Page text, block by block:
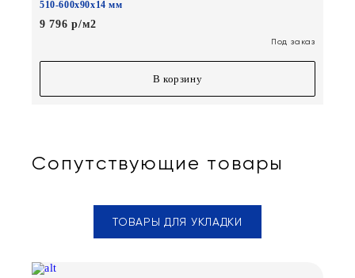
510-600х90х14 мм
9 796 р/м2
Под заказ
В корзину
Сопутствующие товары
ТОВАРЫ ДЛЯ УКЛАДКИ